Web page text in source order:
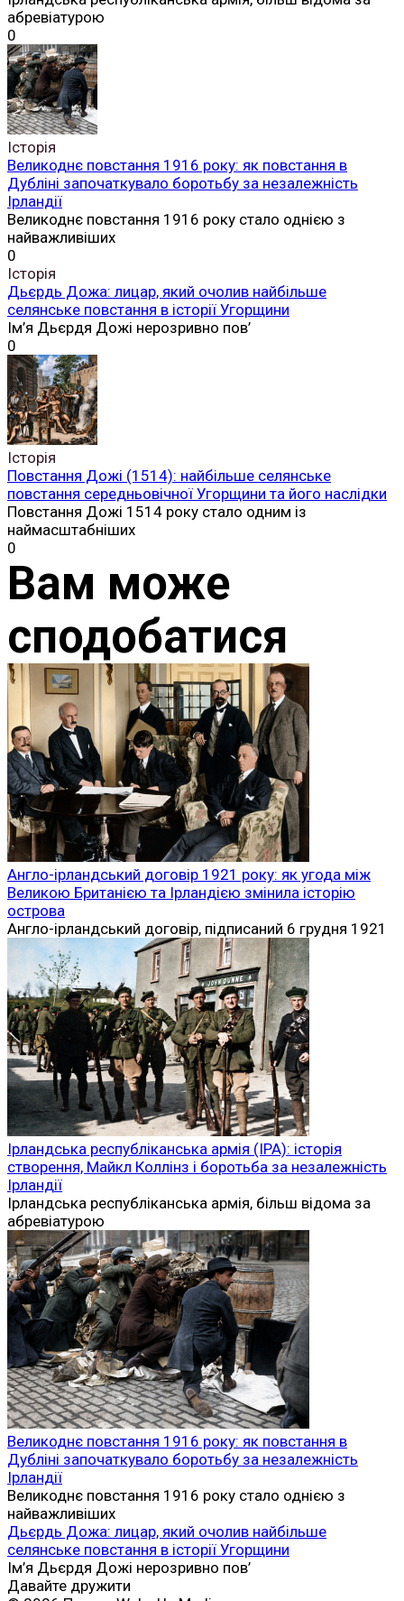
абревіатурою
0
Історія
Великоднє повстання 1916 року: як повстання в
Дубліні започаткувало боротьбу за незалежність
Ірландії
Великоднє повстання 1916 року стало однією з
найважливіших
0
Історія
Дьєрдь Дожа: лицар, який очолив найбільше
селянське повстання в історії Угорщини
Ім’я Дьєрдя Дожі нерозривно пов’
0
Історія
Повстання Дожі (1514): найбільше селянське
повстання середньовічної Угорщини та його наслідки
Повстання Дожі 1514 року стало одним із
наймасштабніших
0
Вам може
сподобатися
Англо-ірландський договір 1921 року: як угода між
Великою Британією та Ірландією змінила історію
острова
Англо-ірландський договір, підписаний 6 грудня 1921
Ірландська республіканська армія (ІРА): історія
створення, Майкл Коллінз і боротьба за незалежність
Ірландії
Ірландська республіканська армія, більш відома за
абревіатурою
Великоднє повстання 1916 року: як повстання в
Дубліні започаткувало боротьбу за незалежність
Ірландії
Великоднє повстання 1916 року стало однією з
найважливіших
Дьєрдь Дожа: лицар, який очолив найбільше
селянське повстання в історії Угорщини
Ім’я Дьєрдя Дожі нерозривно пов’
Давайте дружити